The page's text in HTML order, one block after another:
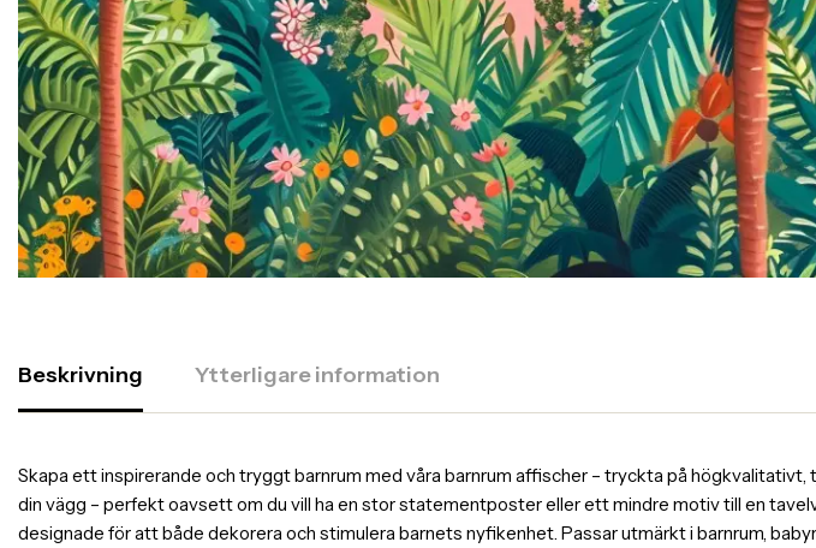
Beskrivning Ytterligare information
Skapa ett inspirerande och tryggt barnrum med våra barnrum affischer – tryckta på
din vägg – perfekt oavsett om du vill ha en stor statementposter eller ett mindre motiv till en
designade för att både dekorera och stimulera barnets nyfikenhet. Passar utmärkt i barnrum,